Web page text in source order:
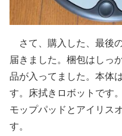
さて、購入した、最後
届きました。梱包はしっ
品が入ってました。本体
す。床拭きロボットです
モップパッドとアイリス
す。